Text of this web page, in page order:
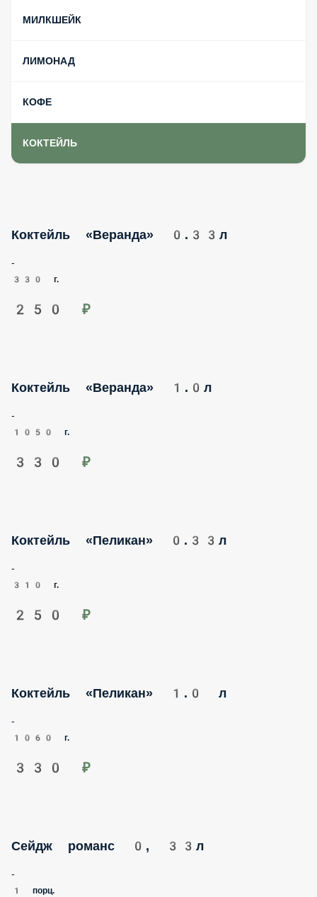
МИЛКШЕЙК
ЛИМОНАД
КОФЕ
КОКТЕЙЛЬ
Коктейль «Веранда» 0.33л
330 г.
250 ₽
Коктейль «Веранда» 1.0л
1050 г.
330 ₽
Коктейль «Пеликан» 0.33л
310 г.
250 ₽
Коктейль «Пеликан» 1.0 л
1060 г.
330 ₽
Сейдж романс 0, 33л
1 порц.